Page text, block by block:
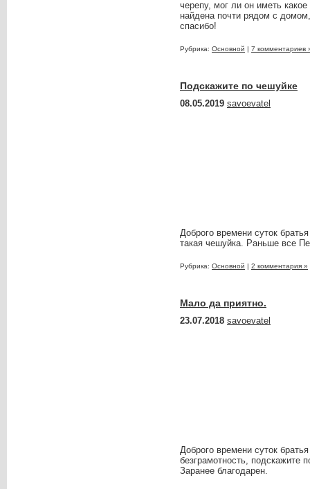
черепу, мог ли он иметь
найдена почти рядом с
спасибо!
Рубрика: Основной | 7 комментариев
Подскажите по чешуйке
08.05.2019 savoevatel
Доброго времени суток
такая чешуйка. Раньше все
Рубрика: Основной | 2 комментария »
Мало да приятно.
23.07.2018 savoevatel
Доброго времени суток
безграмотность, подскажите
Заранее благодарен.